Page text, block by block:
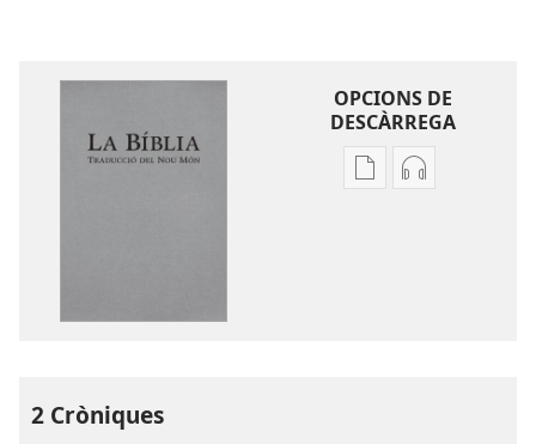
OPCIONS DE
DESCÀRREGA
OpcionsOpcions
2 Cròniques